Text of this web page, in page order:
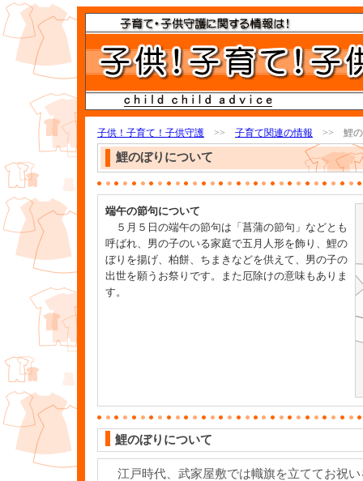
子供！子育て！子供守護 >> 子育て関連の情報 >> 鯉の
鯉のぼりについて
端午の節句について
５月５日の端午の節句は「菖蒲の節句」などとも
呼ばれ、男の子のいる家庭で五月人形を飾り、鯉の
ぼりを揚げ、柏餅、ちまきなどを供えて、男の子の
出世を願うお祭りです。また厄除けの意味もありま
す。
鯉のぼりについて
江戸時代、武家屋敷では幟旗を立ててお祝